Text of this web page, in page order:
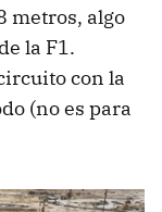
metros, algo
la F1.
con la
(no es para